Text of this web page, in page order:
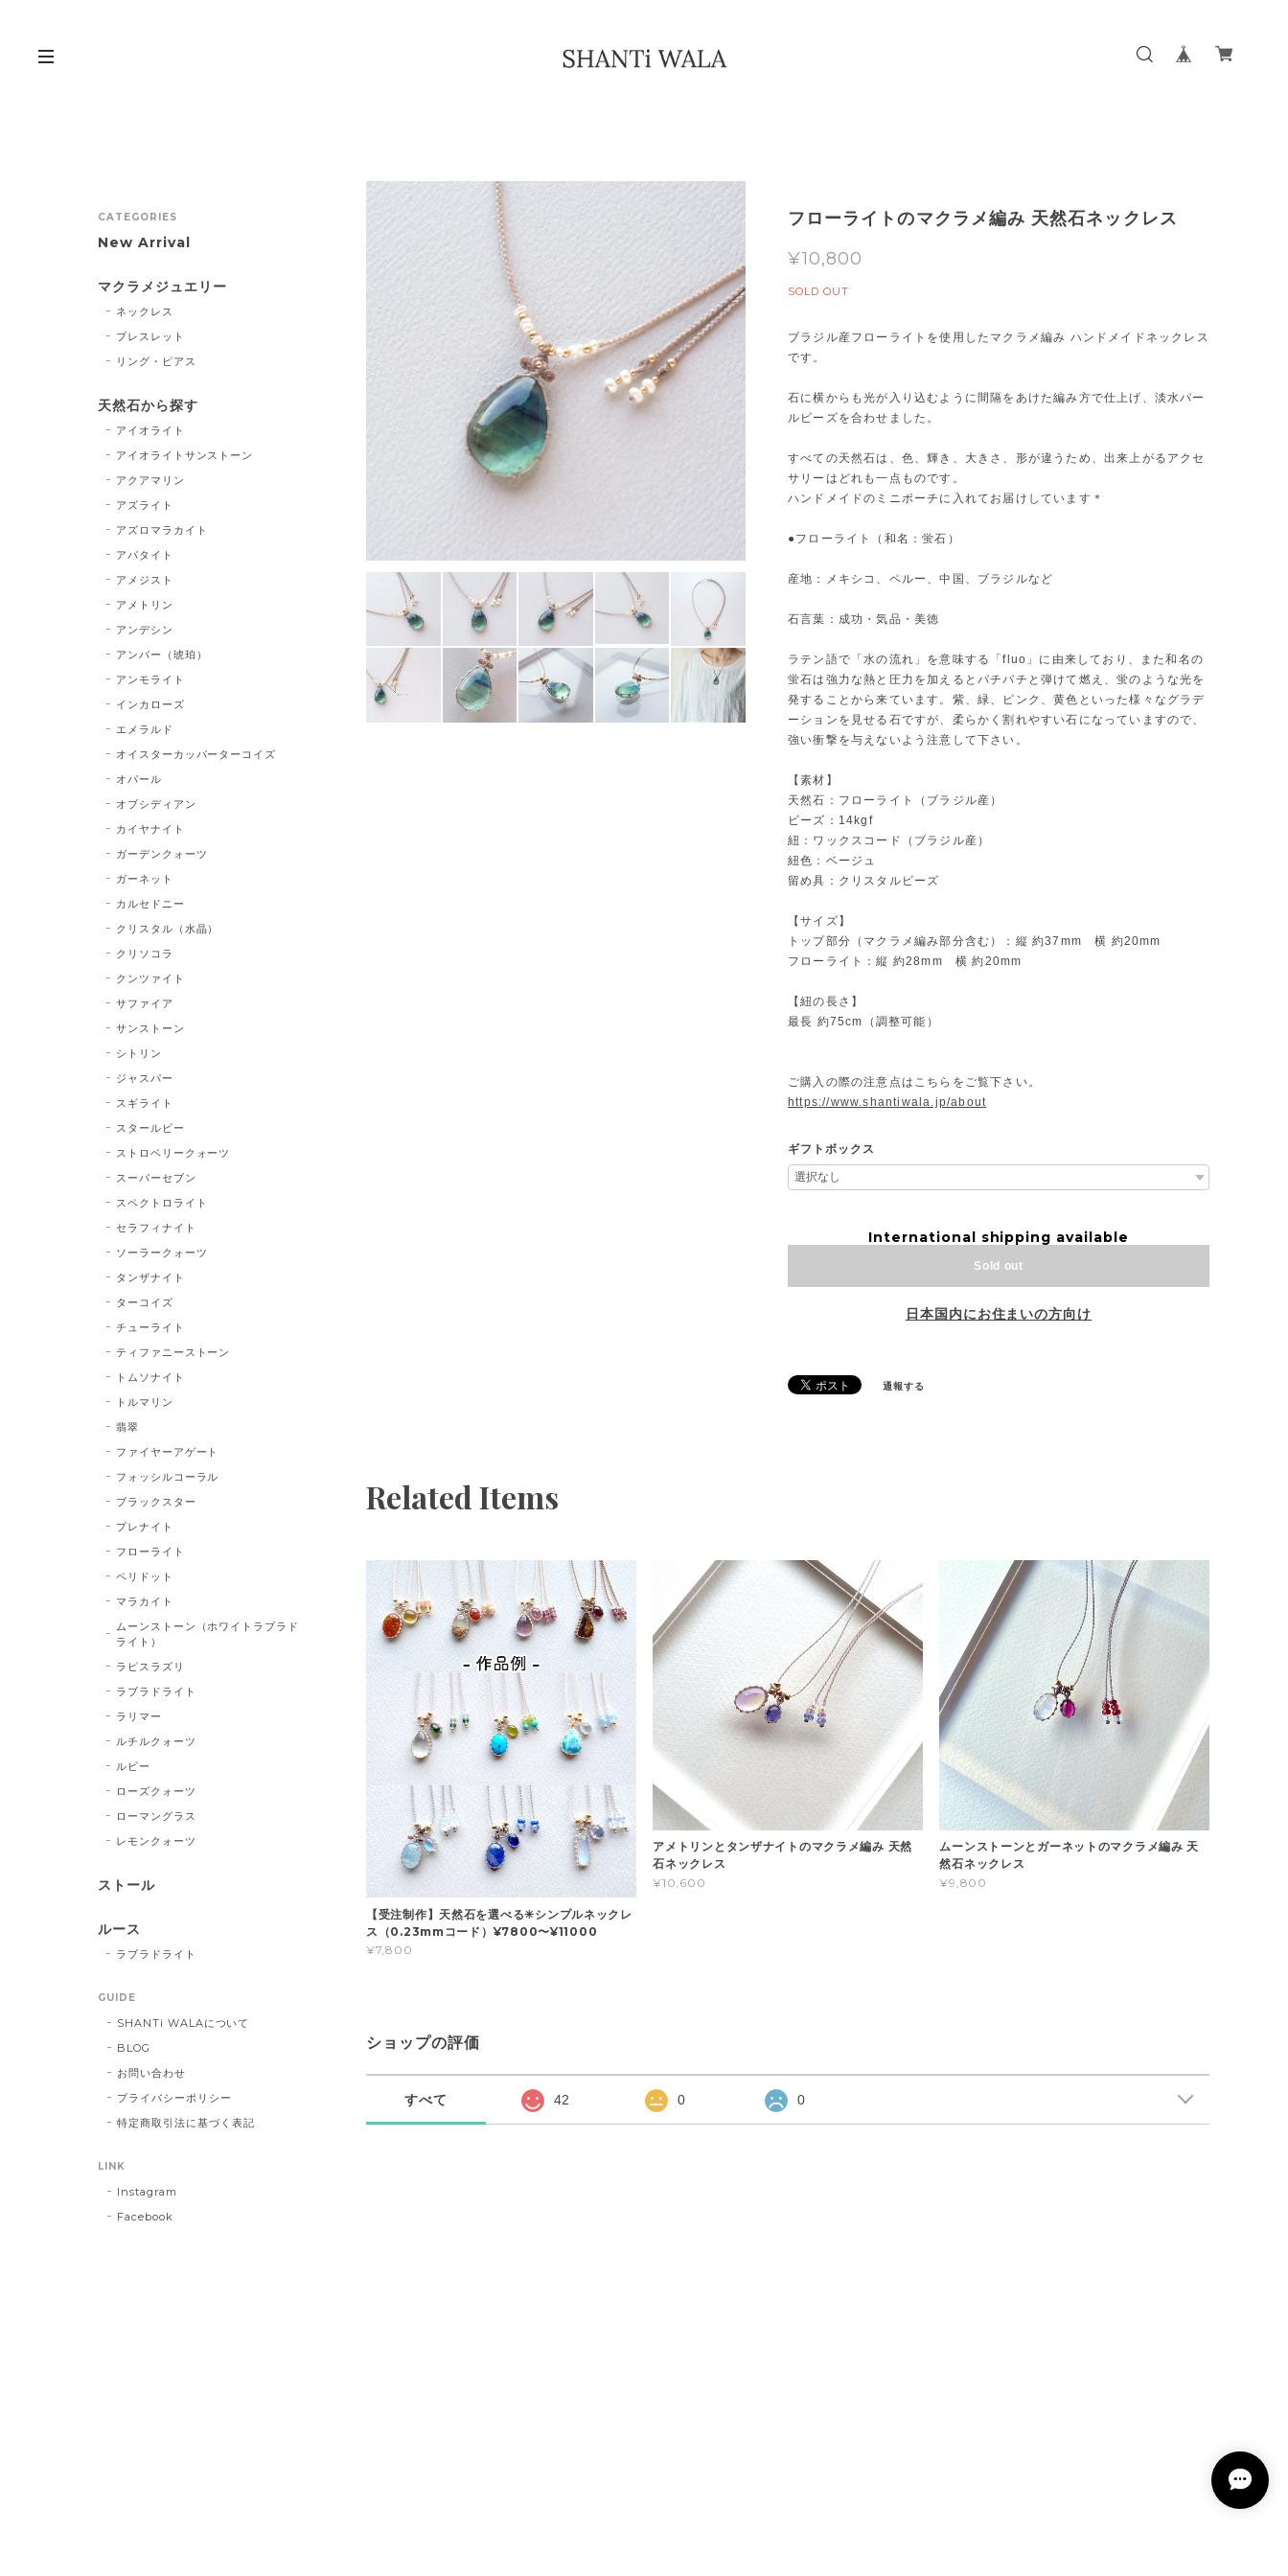
フローライトのマクラメ編み 天然石ネックレス
¥10,800
SOLD OUT
ブラジル産フローライトを使用したマクラメ編み ハンドメイドネックレス
です。
石に横からも光が入り込むように間隔をあけた編み方で仕上げ、淡水パー
ルビーズを合わせました。
すべての天然石は、色、輝き、大きさ、形が違うため、出来上がるアクセ
サリーはどれも一点ものです。
ハンドメイドのミニポーチに入れてお届けしています＊
●フローライト（和名：蛍石）
産地：メキシコ、ペルー、中国、ブラジルなど
石言葉：成功・気品・美徳
ラテン語で「水の流れ」を意味する「fluo」に由来しており、また和名の
蛍石は強力な熱と圧力を加えるとパチパチと弾けて燃え、蛍のような光を
発することから来ています。紫、緑、ピンク、黄色といった様々なグラデ
ーションを見せる石ですが、柔らかく割れやすい石になっていますので、
強い衝撃を与えないよう注意して下さい。
【素材】
天然石：フローライト（ブラジル産）
ビーズ：14kgf
紐：ワックスコード（ブラジル産）
紐色：ベージュ
留め具：クリスタルビーズ
【サイズ】
トップ部分（マクラメ編み部分含む）：縦 約37mm 横 約20mm
フローライト：縦 約28mm 横 約20mm
【紐の長さ】
最長 約75cm（調整可能）
ご購入の際の注意点はこちらをご覧下さい。
https://www.shantiwala.jp/about
ギフトボックス
International shipping available
Sold out
日本国内にお住まいの方向け
通報する
Related Items
【受注制作】天然石を選べる✳︎シンプルネックレ
ス（0.23mmコード）¥7800〜¥11000
¥7,800
アメトリンとタンザナイトのマクラメ編み 天然
石ネックレス
¥10,600
ムーンストーンとガーネットのマクラメ編み 天
然石ネックレス
¥9,800
ショップの評価
すべて 42 0 0
CATEGORIES
New Arrival
マクラメジュエリー
ネックレス
ブレスレット
リング・ピアス
天然石から探す
アイオライト
アイオライトサンストーン
アクアマリン
アズライト
アズロマラカイト
アパタイト
アメジスト
アメトリン
アンデシン
アンバー（琥珀）
アンモライト
インカローズ
エメラルド
オイスターカッパーターコイズ
オパール
オブシディアン
カイヤナイト
ガーデンクォーツ
ガーネット
カルセドニー
クリスタル（水晶）
クリソコラ
クンツァイト
サファイア
サンストーン
シトリン
ジャスパー
スギライト
スタールビー
ストロベリークォーツ
スーパーセブン
スペクトロライト
セラフィナイト
ソーラークォーツ
タンザナイト
ターコイズ
チューライト
ティファニーストーン
トムソナイト
トルマリン
翡翠
ファイヤーアゲート
フォッシルコーラル
ブラックスター
プレナイト
フローライト
ペリドット
マラカイト
ムーンストーン（ホワイトラブラド
ライト）
ラピスラズリ
ラブラドライト
ラリマー
ルチルクォーツ
ルビー
ローズクォーツ
ローマングラス
レモンクォーツ
ストール
ルース
ラブラドライト
GUIDE
SHANTi WALAについて
BLOG
お問い合わせ
プライバシーポリシー
特定商取引法に基づく表記
LINK
Instagram
Facebook